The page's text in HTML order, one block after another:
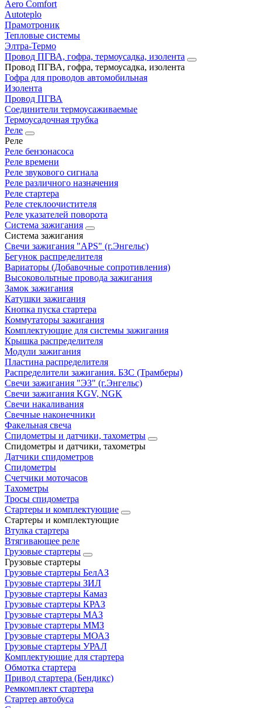
Aero Comfort
Autoteplo
Прамотроник
Тепловые системы
Элтра-Термо
Провод ПГВА, гофра, термоусадка, изолента
Провод ПГВА, гофра, термоусадка, изолента
Гофра для проводов автомобильная
Изолента
Провод ПГВА
Соединители термоусаживаемые
Термоусадочная трубка
Реле
Реле
Реле бензонасоса
Реле времени
Реле звукового сигнала
Реле различного назначения
Реле стартера
Реле стеклоочистителя
Реле указателей поворота
Система зажигания
Система зажигания
Свечи зажигания "APS" (г.Энгельс)
Бегунок распределителя
Вариаторы (Добавочные сопротивления)
Высоковольтные провода зажигания
Замок зажигания
Катушки зажигания
Кнопка пуска стартера
Коммутаторы зажигания
Комплектующие для системы зажигания
Крышка распределителя
Модули зажигания
Пластина распределителя
Распределители зажигания. БЗС (Трамберы)
Свечи зажигания "ЭЗ" (г.Энгельс)
Свечи зажигания KGV, NGK
Свечи накаливания
Свечные наконечники
Факельная свеча
Спидометры и датчики, тахометры
Спидометры и датчики, тахометры
Датчики спидометров
Спидометры
Счетчики моточасов
Тахометры
Тросы спидометра
Стартеры и комплектующие
Стартеры и комплектующие
Втулка стартера
Втягивающее реле
Грузовые стартеры
Грузовые стартеры
Грузовые стартеры БелАЗ
Грузовые стартеры ЗИЛ
Грузовые стартеры Камаз
Грузовые стартеры КРАЗ
Грузовые стартеры МАЗ
Грузовые стартеры ММЗ
Грузовые стартеры МОАЗ
Грузовые стартеры УРАЛ
Комплектующие для стартера
Обмотка стартера
Привод стартера (Бендикс)
Ремкомплект стартера
Стартер автобуса